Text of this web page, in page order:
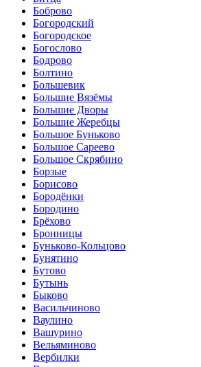
Боброво
Богородский
Богородское
Богослово
Бодрово
Болтино
Большевик
Большие Вязёмы
Большие Дворы
Большие Жеребцы
Большое Буньково
Большое Сареево
Большое Скрябино
Борзые
Борисово
Бородёнки
Бородино
Брёхово
Бронницы
Буньково-Кольцово
Бунятино
Бутово
Бутынь
Быково
Васильчиново
Ваулино
Вашурино
Вельяминово
Вербилки